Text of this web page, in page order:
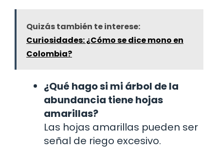
Quizás también te interese:
Curiosidades: ¿Cómo se dice mono en
Colombia?
¿Qué hago si mi árbol de la
abundancia tiene hojas
amarillas?
Las hojas amarillas pueden ser
señal de riego excesivo.